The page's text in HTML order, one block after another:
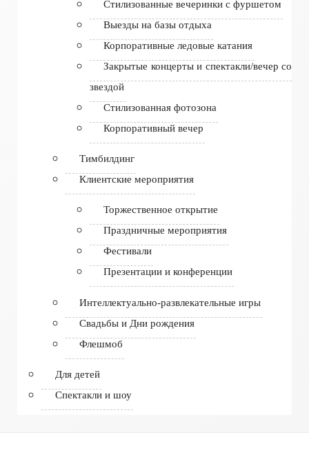
Стилизованные вечеринки с фуршетом
Выезды на базы отдыха
Корпоративные ледовые катания
Закрытые концерты и спектакли/вечер со
звездой
Стилизованная фотозона
Корпоративный вечер
Тимбилдинг
Клиентские мероприятия
Торжественное открытие
Праздничные мероприятия
Фестивали
Презентации и конференции
Интеллектуально-развлекательные игры
Свадьбы и Дни рождения
Флешмоб
Для детей
Спектакли и шоу